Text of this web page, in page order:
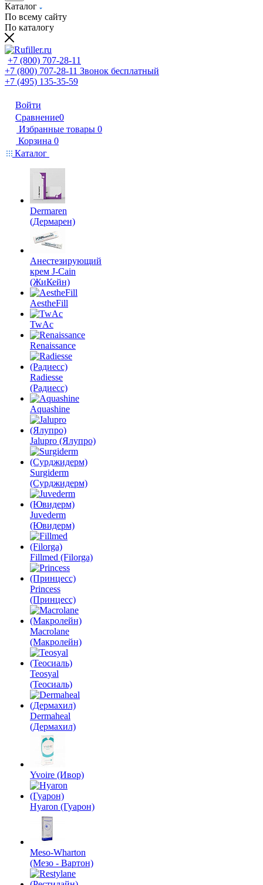
Каталог
По всему сайту
По каталогу
+7 (800) 707-28-11
+7 (800) 707-28-11 Звонок бесплатный
+7 (495) 135-35-59
Войти
Сравнение0
Избранные товары 0
Корзина 0
Каталог
Dermaren
(Дермарен)
Анестезирующий
крем J-Cain
(ЖиКейн)
AestheFill
TwAc
Renaissance
Radiesse
(Радиесс)
Aquashine
Jalupro (Ялупро)
Surgiderm
(Сурджидерм)
Juvederm
(Ювидерм)
Fillmed (Filorga)
Princess
(Принцесс)
Macrolane
(Макролейн)
Teosyal
(Теосиаль)
Dermaheal
(Дермахил)
Yvoire (Ивор)
Hyaron (Гуарон)
Meso-Wharton
(Мезо - Вартон)